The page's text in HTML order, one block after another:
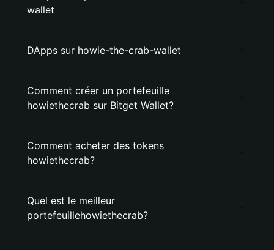
wallet
DApps sur howie-the-crab-wallet
Comment créer un portefeuille
howiethecrab sur Bitget Wallet?
Comment acheter des tokens
howiethecrab?
Quel est le meilleur
portefeuillehowiethecrab?